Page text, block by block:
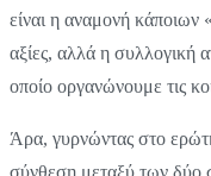
είναι η αναμονή
αξίες, αλλά η συλλογική
οποίο οργανώνουμε τις
Άρα, γυρνώντας στο
σύνθεση μεταξύ των δύο